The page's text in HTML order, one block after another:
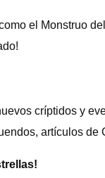
el Monstruo
críptidos y
artículos de